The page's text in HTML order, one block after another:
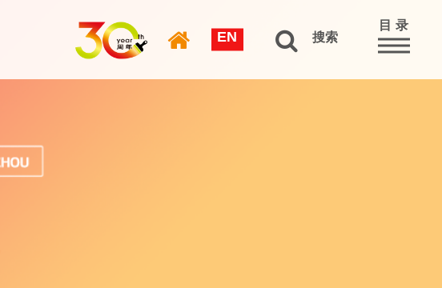
EN 搜索
目 录